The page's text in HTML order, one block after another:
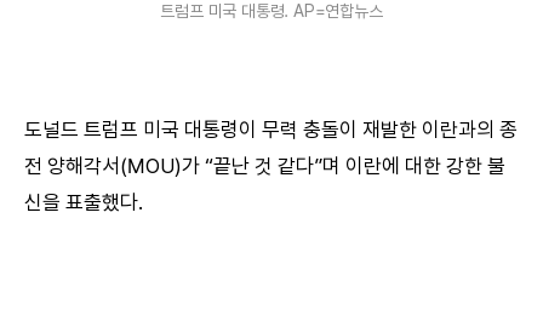
트럼프 미국 대통령. AP=연합뉴스
도널드 트럼프 미국 대통령이 무력 충돌이 재발한 이란과의 종
전 양해각서(MOU)가 “끝난 것 같다”며 이란에 대한 강한 불
신을 표출했다.